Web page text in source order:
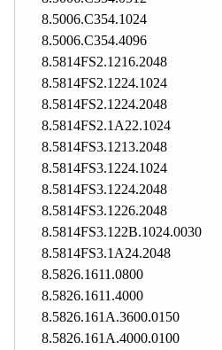
8.5006.C354.1024
8.5006.C354.4096
8.5814FS2.1216.2048
8.5814FS2.1224.1024
8.5814FS2.1224.2048
8.5814FS2.1A22.1024
8.5814FS3.1213.2048
8.5814FS3.1224.1024
8.5814FS3.1224.2048
8.5814FS3.1226.2048
8.5814FS3.122B.1024.0030
8.5814FS3.1A24.2048
8.5826.1611.0800
8.5826.1611.4000
8.5826.161A.3600.0150
8.5826.161A.4000.0100